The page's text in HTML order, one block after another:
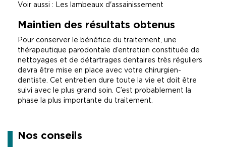
Voir aussi : Les lambeaux d'assainissement
Maintien des résultats obtenus
Pour conserver le bénéfice du traitement, une
thérapeutique parodontale d’entretien constituée de
nettoyages et de détartrages dentaires très réguliers
devra être mise en place avec votre chirurgien-
dentiste. Cet entretien dure toute la vie et doit être
suivi avec le plus grand soin. C’est probablement la
phase la plus importante du traitement.
Nos conseils